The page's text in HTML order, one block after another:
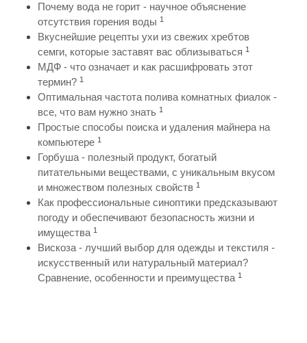
Почему вода не горит - научное объяснение
отсутствия горения воды 1
Вкуснейшие рецепты ухи из свежих хребтов
семги, которые заставят вас облизываться 1
МДФ - что означает и как расшифровать этот
термин? 1
Оптимальная частота полива комнатных фиалок -
все, что вам нужно знать 1
Простые способы поиска и удаления майнера на
компьютере 1
Горбуша - полезный продукт, богатый
питательными веществами, с уникальным вкусом
и множеством полезных свойств 1
Как профессиональные синоптики предсказывают
погоду и обеспечивают безопасность жизни и
имущества 1
Вискоза - лучший выбор для одежды и текстиля -
искусственный или натуральный материал?
Сравнение, особенности и преимущества 1